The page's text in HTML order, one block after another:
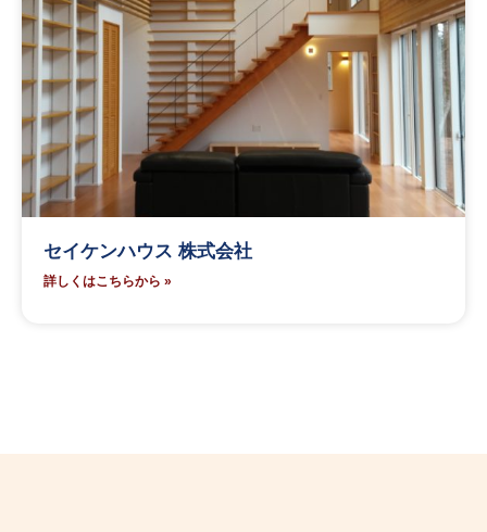
セイケンハウス 株式会社
詳しくはこちらから »